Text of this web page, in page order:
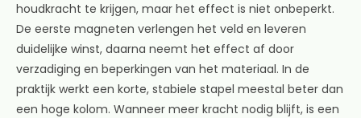
houdkracht te krijgen, maar het effect is niet onbeperkt.
De eerste magneten verlengen het veld en leveren
duidelijke winst, daarna neemt het effect af door
verzadiging en beperkingen van het materiaal. In de
praktijk werkt een korte, stabiele stapel meestal beter dan
een hoge kolom. Wanneer meer kracht nodig blijft, is een